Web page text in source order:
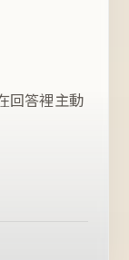
回答裡主動